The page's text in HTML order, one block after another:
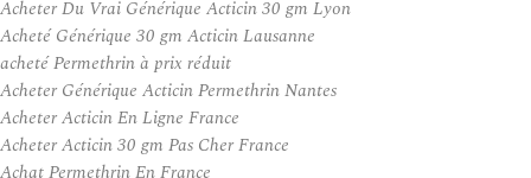
Acheter Du Vrai Générique Acticin 30 gm Lyon
Acheté Générique 30 gm Acticin Lausanne
acheté Permethrin à prix réduit
Acheter Générique Acticin Permethrin Nantes
Acheter Acticin En Ligne France
Acheter Acticin 30 gm Pas Cher France